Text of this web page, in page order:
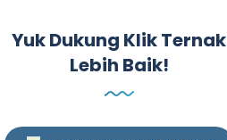
Yuk Dukung Klik Ternak
Lebih Baik!